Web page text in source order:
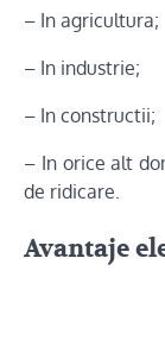
– In agricultura;
– In industrie;
– In constructii;
– In orice alt
de ridicare.
Avantaje